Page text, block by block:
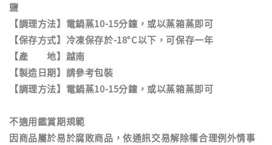
鹽
【調理方法】電鍋蒸10-15分鐘，或以蒸箱蒸即可
【保存方式】冷凍保存於-18°C以下，可保存一年
【產 地】越南
【製造日期】請參考包裝
【調理方法】電鍋蒸10-15分鐘，或以蒸箱蒸即可
不適用鑑賞期規範
因商品屬於易於腐敗商品，依通訊交易解除權合理例外情事